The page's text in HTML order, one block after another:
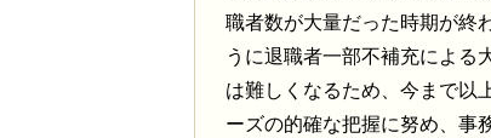
職者数が大量だった時期が終
うに退職者一部不補充による
は難しくなるため、今まで以
ーズの的確な把握に努め、事